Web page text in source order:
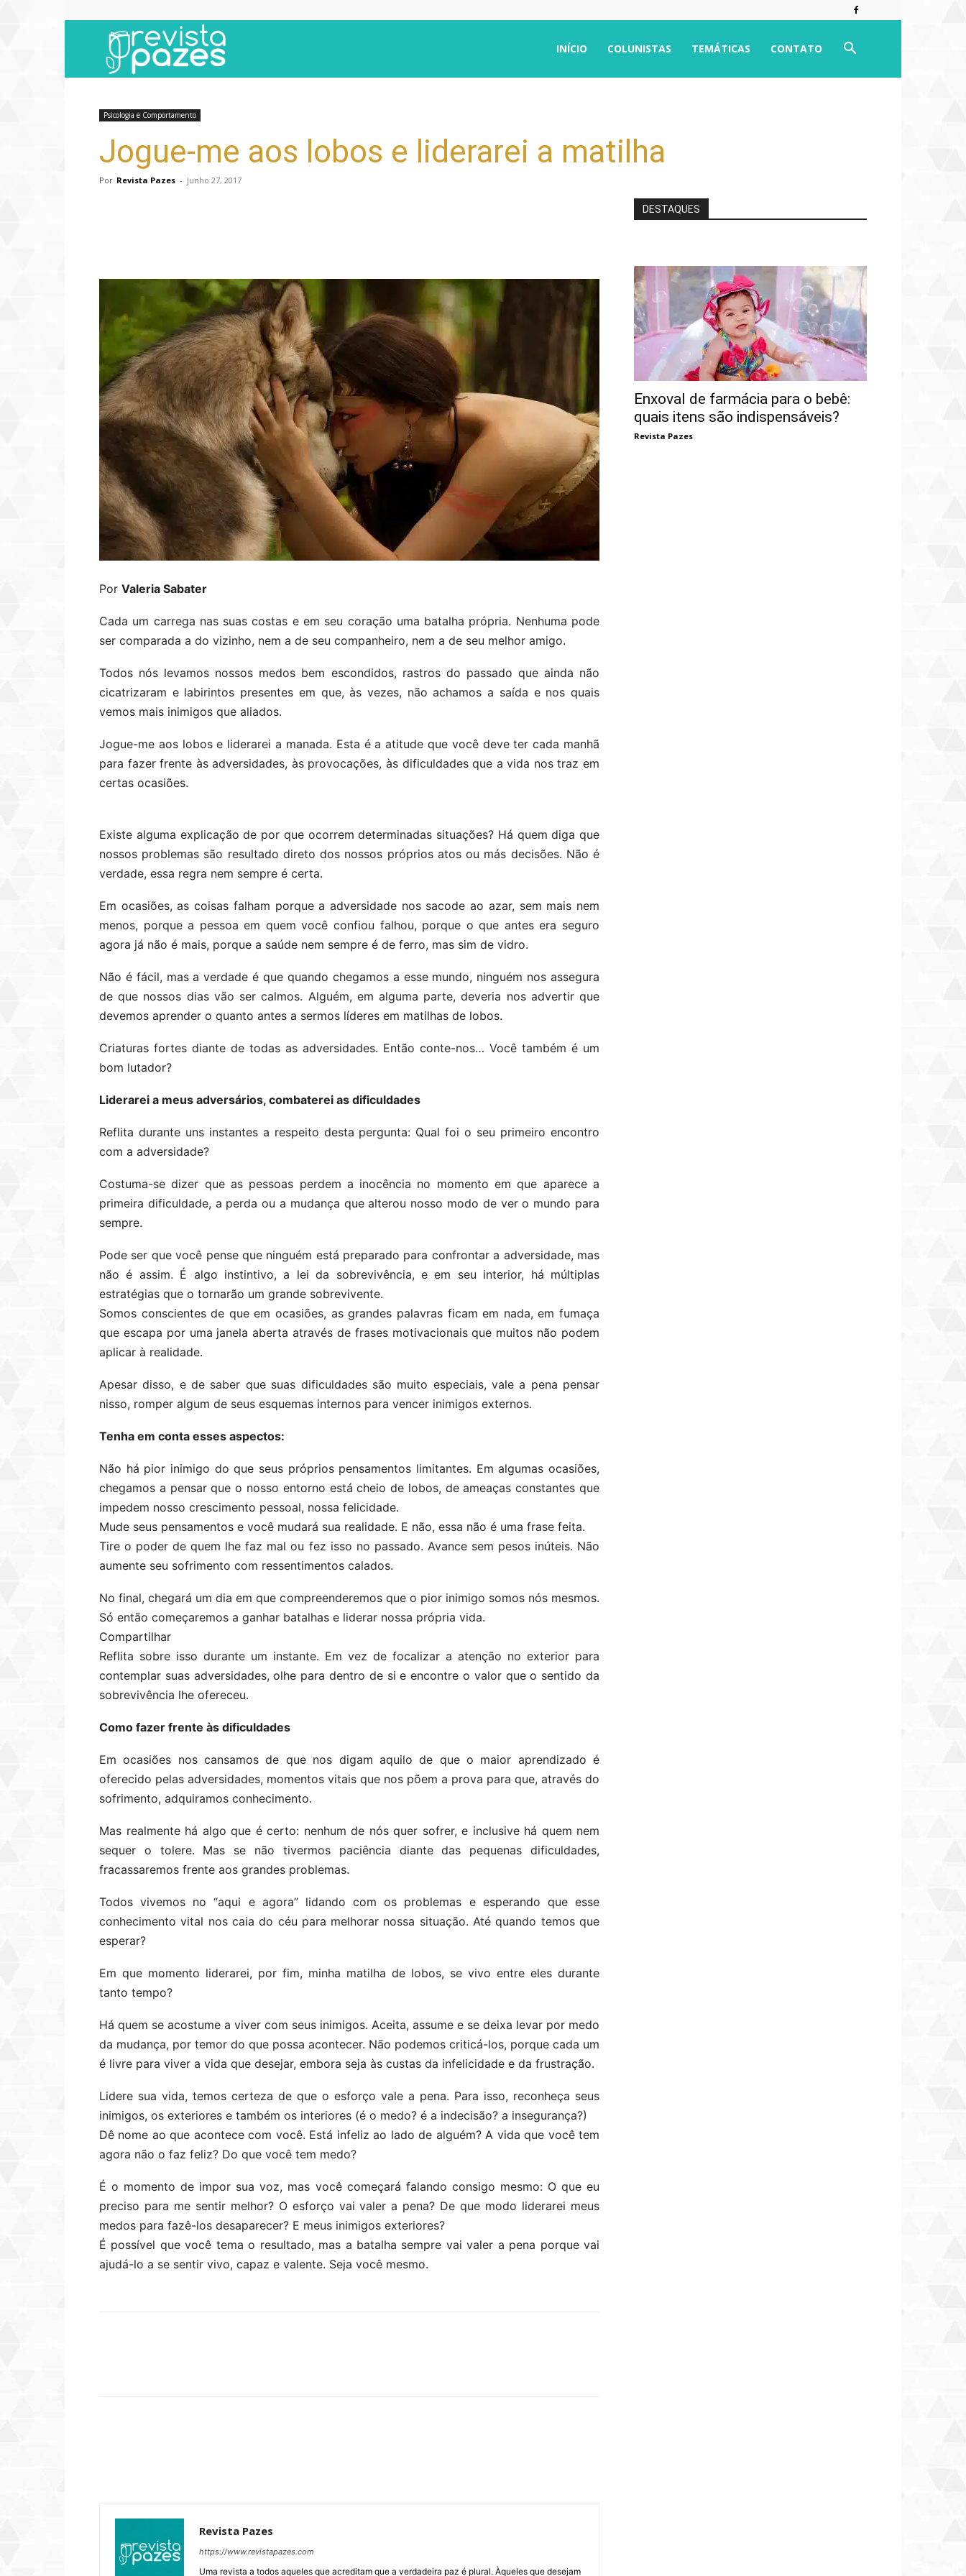
INÍCIO COLUNISTAS TEMÁTICAS CONTATO
Psicologia e Comportamento
Jogue-me aos lobos e liderarei a matilha
Por Revista Pazes - junho 27, 2017
Por Valeria Sabater
Cada um carrega nas suas costas e em seu coração uma batalha própria. Nenhuma pode
ser comparada a do vizinho, nem a de seu companheiro, nem a de seu melhor amigo.
Todos nós levamos nossos medos bem escondidos, rastros do passado que ainda não
cicatrizaram e labirintos presentes em que, às vezes, não achamos a saída e nos quais
vemos mais inimigos que aliados.
Jogue-me aos lobos e liderarei a manada. Esta é a atitude que você deve ter cada manhã
para fazer frente às adversidades, às provocações, às dificuldades que a vida nos traz em
certas ocasiões.
Existe alguma explicação de por que ocorrem determinadas situações? Há quem diga que
nossos problemas são resultado direto dos nossos próprios atos ou más decisões. Não é
verdade, essa regra nem sempre é certa.
Em ocasiões, as coisas falham porque a adversidade nos sacode ao azar, sem mais nem
menos, porque a pessoa em quem você confiou falhou, porque o que antes era seguro
agora já não é mais, porque a saúde nem sempre é de ferro, mas sim de vidro.
Não é fácil, mas a verdade é que quando chegamos a esse mundo, ninguém nos assegura
de que nossos dias vão ser calmos. Alguém, em alguma parte, deveria nos advertir que
devemos aprender o quanto antes a sermos líderes em matilhas de lobos.
Criaturas fortes diante de todas as adversidades. Então conte-nos… Você também é um
bom lutador?
Liderarei a meus adversários, combaterei as dificuldades
Reflita durante uns instantes a respeito desta pergunta: Qual foi o seu primeiro encontro
com a adversidade?
Costuma-se dizer que as pessoas perdem a inocência no momento em que aparece a
primeira dificuldade, a perda ou a mudança que alterou nosso modo de ver o mundo para
sempre.
Pode ser que você pense que ninguém está preparado para confrontar a adversidade, mas
não é assim. É algo instintivo, a lei da sobrevivência, e em seu interior, há múltiplas
estratégias que o tornarão um grande sobrevivente.
Somos conscientes de que em ocasiões, as grandes palavras ficam em nada, em fumaça
que escapa por uma janela aberta através de frases motivacionais que muitos não podem
aplicar à realidade.
Apesar disso, e de saber que suas dificuldades são muito especiais, vale a pena pensar
nisso, romper algum de seus esquemas internos para vencer inimigos externos.
Tenha em conta esses aspectos:
Não há pior inimigo do que seus próprios pensamentos limitantes. Em algumas ocasiões,
chegamos a pensar que o nosso entorno está cheio de lobos, de ameaças constantes que
impedem nosso crescimento pessoal, nossa felicidade.
Mude seus pensamentos e você mudará sua realidade. E não, essa não é uma frase feita.
Tire o poder de quem lhe faz mal ou fez isso no passado. Avance sem pesos inúteis. Não
aumente seu sofrimento com ressentimentos calados.
No final, chegará um dia em que compreenderemos que o pior inimigo somos nós mesmos.
Só então começaremos a ganhar batalhas e liderar nossa própria vida.
Compartilhar
Reflita sobre isso durante um instante. Em vez de focalizar a atenção no exterior para
contemplar suas adversidades, olhe para dentro de si e encontre o valor que o sentido da
sobrevivência lhe ofereceu.
Como fazer frente às dificuldades
Em ocasiões nos cansamos de que nos digam aquilo de que o maior aprendizado é
oferecido pelas adversidades, momentos vitais que nos põem a prova para que, através do
sofrimento, adquiramos conhecimento.
Mas realmente há algo que é certo: nenhum de nós quer sofrer, e inclusive há quem nem
sequer o tolere. Mas se não tivermos paciência diante das pequenas dificuldades,
fracassaremos frente aos grandes problemas.
Todos vivemos no “aqui e agora” lidando com os problemas e esperando que esse
conhecimento vital nos caia do céu para melhorar nossa situação. Até quando temos que
esperar?
Em que momento liderarei, por fim, minha matilha de lobos, se vivo entre eles durante
tanto tempo?
Há quem se acostume a viver com seus inimigos. Aceita, assume e se deixa levar por medo
da mudança, por temor do que possa acontecer. Não podemos criticá-los, porque cada um
é livre para viver a vida que desejar, embora seja às custas da infelicidade e da frustração.
Lidere sua vida, temos certeza de que o esforço vale a pena. Para isso, reconheça seus
inimigos, os exteriores e também os interiores (é o medo? é a indecisão? a insegurança?)
Dê nome ao que acontece com você. Está infeliz ao lado de alguém? A vida que você tem
agora não o faz feliz? Do que você tem medo?
É o momento de impor sua voz, mas você começará falando consigo mesmo: O que eu
preciso para me sentir melhor? O esforço vai valer a pena? De que modo liderarei meus
medos para fazê-los desaparecer? E meus inimigos exteriores?
É possível que você tema o resultado, mas a batalha sempre vai valer a pena porque vai
ajudá-lo a se sentir vivo, capaz e valente. Seja você mesmo.
Revista Pazes
https://www.revistapazes.com
Uma revista a todos aqueles que acreditam que a verdadeira paz é plural. Àqueles que desejam
DESTAQUES
Enxoval de farmácia para o bebê:
quais itens são indispensáveis?
Revista Pazes